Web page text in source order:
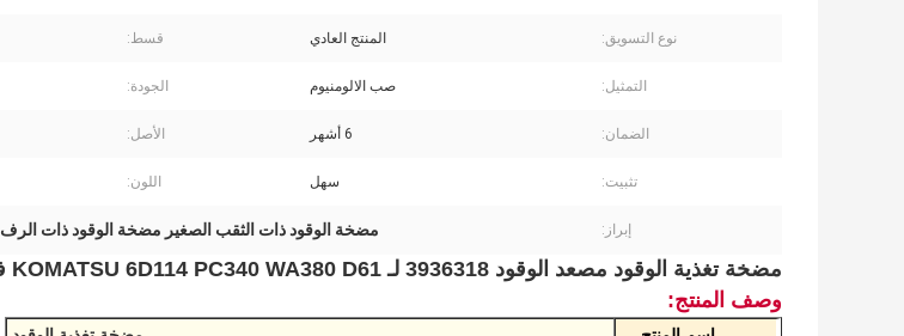
نوع التسويق: المنتج العادي قسط:
التمثيل: صب الالومنيوم الجودة:
الضمان: 6 أشهر الأصل:
تثبيت: سهل اللون:
إبراز: مضخة الوقود ذات الثقب الصغير مضخة الوقود ذات الرف
مضخة تغذية الوقود مصعد الوقود 3936318 لـ KOMATSU 6D114 PC340 WA380 D61 فتحة صغيرة
وصف المنتج: